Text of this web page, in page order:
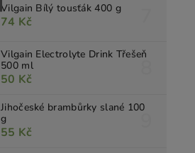
Vilgain Bílý tousťák 400 g
74 Kč
Vilgain Electrolyte Drink Třešeň
500 ml
50 Kč
Jihočeské brambůrky slané 100
g
55 Kč